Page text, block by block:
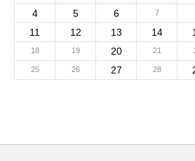
4
5 6 7
11 12 13 14
18 19 20 21
25 26 27 28